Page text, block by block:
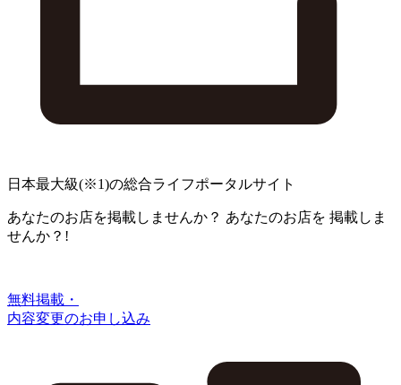
日本最大級(※1)の総合ライフポータルサイト
あなたのお店を掲載しませんか？ あなたのお店を 掲載しま
せんか？!
無料掲載・
内容変更のお申し込み